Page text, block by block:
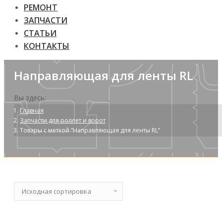
РЕМОНТ
ЗАПЧАСТИ
СТАТЬИ
КОНТАКТЫ
Направляющая для ленты RL
Вы здесь:
Главная
Запчасти для роллет и ворот
Товары с меткой “Направляющая для ленты RL”